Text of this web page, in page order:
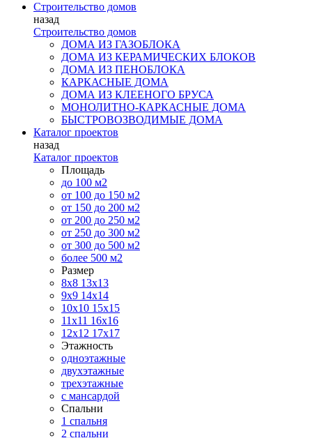
Строительство домов
назад
Строительство домов
ДОМА ИЗ ГАЗОБЛОКА
ДОМА ИЗ КЕРАМИЧЕСКИХ БЛОКОВ
ДОМА ИЗ ПЕНОБЛОКА
КАРКАСНЫЕ ДОМА
ДОМА ИЗ КЛЕЕНОГО БРУСА
МОНОЛИТНО-КАРКАСНЫЕ ДОМА
БЫСТРОВОЗВОДИМЫЕ ДОМА
Каталог проектов
назад
Каталог проектов
Площадь
до 100 м2
от 100 до 150 м2
от 150 до 200 м2
от 200 до 250 м2
от 250 до 300 м2
от 300 до 500 м2
более 500 м2
Размер
8х8 13х13
9х9 14х14
10х10 15х15
11x11 16х16
12х12 17х17
Этажность
одноэтажные
двухэтажные
трехэтажные
с мансардой
Спальни
1 спальня
2 спальни